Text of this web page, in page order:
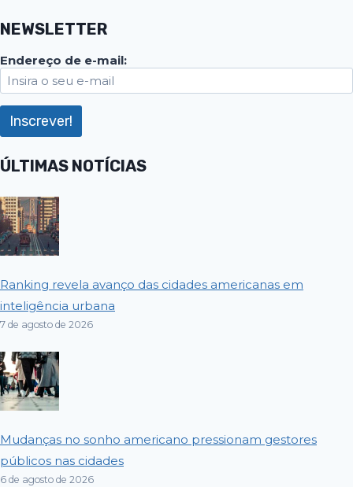
NEWSLETTER
Endereço de e-mail:
ÚLTIMAS NOTÍCIAS
Ranking revela avanço das cidades americanas em
inteligência urbana
7 de agosto de 2026
Mudanças no sonho americano pressionam gestores
públicos nas cidades
6 de agosto de 2026